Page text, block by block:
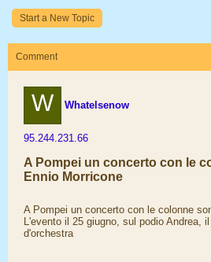
Start a New Topic
Comment
W Whatelsenow
95.244.231.66
A Pompei un concerto con le
Ennio Morricone
A Pompei un concerto con le colonne
L'evento il 25 giugno, sul podio Andrea,
d'orchestra